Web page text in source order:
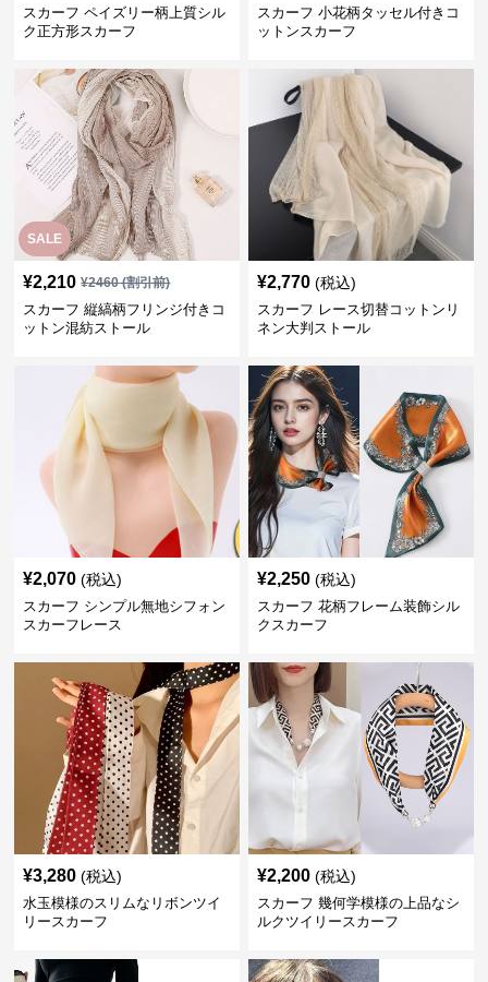
スカーフ ペイズリー柄上質シル
ク正方形スカーフ
スカーフ 小花柄タッセル付きコ
ットンスカーフ
SALE
¥2,210 ¥2460(割引前)
スカーフ 縦縞柄フリンジ付きコ
ットン混紡ストール
¥2,770 (税込)
スカーフ レース切替コットンリ
ネン大判ストール
¥2,070 (税込)
スカーフ シンプル無地シフォン
スカーフレース
¥2,250 (税込)
スカーフ 花柄フレーム装飾シル
クスカーフ
¥3,280 (税込)
水玉模様のスリムなリボンツイ
リースカーフ
¥2,200 (税込)
スカーフ 幾何学模様の上品なシ
ルクツイリースカーフ